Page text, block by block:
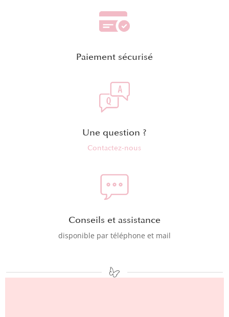
Paiement sécurisé
Une question ?
Contactez-nous
Conseils et assistance
disponible par téléphone et mail